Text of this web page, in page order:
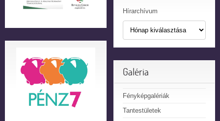
Hírarchívum
Galéria
Fényképgalériák
Tantestületek